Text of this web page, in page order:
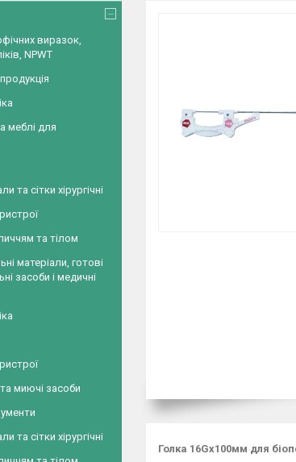
Голка 16Gx100мм для
виразок,
NPWT
меблі для
та сітки хірургічні
та тілом
матеріали, готові
засоби і медичні
миючі засоби
та сітки хірургічні